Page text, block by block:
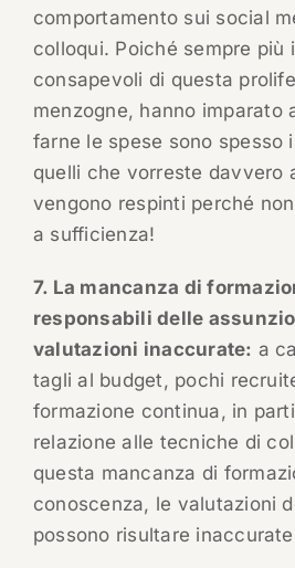
comportamento sui social
colloqui. Poiché sempre più
consapevoli di questa
menzogne, hanno imparato
farne le spese sono spesso
quelli che vorreste davvero
vengono respinti perché
a sufficienza!
7. La mancanza di
responsabili delle
valutazioni inaccurate: a
tagli al budget, pochi
formazione continua, in
relazione alle tecniche di
questa mancanza di
conoscenza, le valutazioni
possono risultare